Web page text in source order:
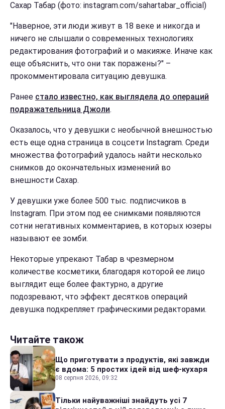
Сахар Табар (фото: instagram.com/sahartabar_official)
"Наверное, эти люди живут в 18 веке и никогда и
ничего не слышали о современных технологиях
редактирования фотографий и о макияже. Иначе как
еще объяснить, что они так поражены?" –
прокомментировала ситуацию девушка.
Ранее стало известно, как выглядела до операций
подражательница Джоли.
Оказалось, что у девушки с необычной внешностью
есть еще одна страница в соцсети Instagram. Среди
множества фотографий удалось найти несколько
снимков до окончательных изменений во
внешности Сахар.
У девушки уже более 500 тыс. подписчиков в
Instagram. При этом под ее снимками появляются
сотни негативных комментариев, в которых юзеры
называют ее зомби.
Некоторые упрекают Табар в чрезмерном
количестве косметики, благодаря которой ее лицо
выглядит еще более фактурно, а другие
подозревают, что эффект десятков операций
девушка подкрепляет графическими редакторами.
Читайте також
Що приготувати з продуктів, які завжди
є вдома: 5 простих ідей від шеф-кухаря
08 серпня 2026, 09:32
Тільки найуважніші знайдуть усі 7